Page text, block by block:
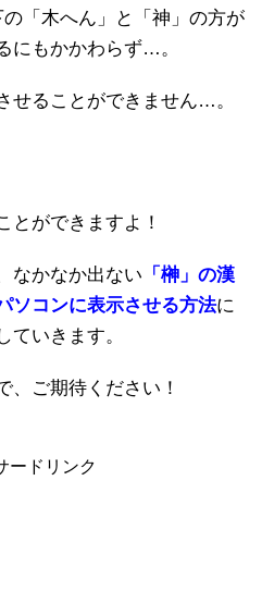
「木へん」と「神」の方が
にもかかわらず…。
ることができません…。
とができますよ！
なかなか出ない 「榊」の漢
ソコンに表示させる方法に
ていきます。
、ご期待ください！
ードリンク